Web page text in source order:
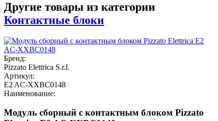
Другие товары из категории
Контактные блоки
Бренд:
Pizzato Elettrica S.r.l.
Артикул:
E2 AC-XXBC0148
Наименование:
Модуль сборный с контактным блоком Pizzato